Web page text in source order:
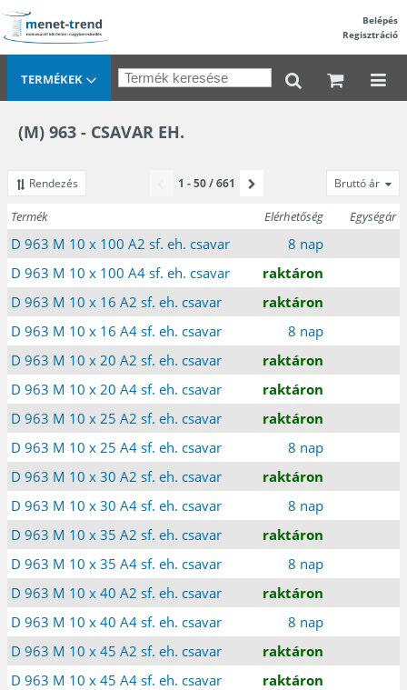
Belépés
Regisztráció
TERMÉKEK
(M) 963 - CSAVAR EH.
Rendezés 1 - 50 / 661 Bruttó ár
Termék Elérhetőség Egységár
D 963 M 10 x 100 A2 sf. eh. csavar
8 nap
D 963 M 10 x 100 A4 sf. eh. csavar
raktáron
D 963 M 10 x 16 A2 sf. eh. csavar
raktáron
D 963 M 10 x 16 A4 sf. eh. csavar
8 nap
D 963 M 10 x 20 A2 sf. eh. csavar
raktáron
D 963 M 10 x 20 A4 sf. eh. csavar
raktáron
D 963 M 10 x 25 A2 sf. eh. csavar
raktáron
D 963 M 10 x 25 A4 sf. eh. csavar
8 nap
D 963 M 10 x 30 A2 sf. eh. csavar
raktáron
D 963 M 10 x 30 A4 sf. eh. csavar
8 nap
D 963 M 10 x 35 A2 sf. eh. csavar
raktáron
D 963 M 10 x 35 A4 sf. eh. csavar
8 nap
D 963 M 10 x 40 A2 sf. eh. csavar
raktáron
D 963 M 10 x 40 A4 sf. eh. csavar
8 nap
D 963 M 10 x 45 A2 sf. eh. csavar
raktáron
D 963 M 10 x 45 A4 sf. eh. csavar
raktáron